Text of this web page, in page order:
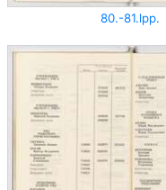
80.-81.lpp.